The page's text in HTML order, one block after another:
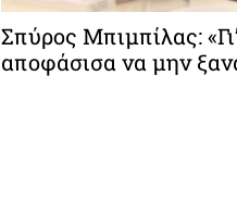
Σπύρος Μπιμπίλας:
αποφάσισα να μην